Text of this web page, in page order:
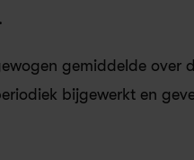
gemiddelde over
bijgewerkt en